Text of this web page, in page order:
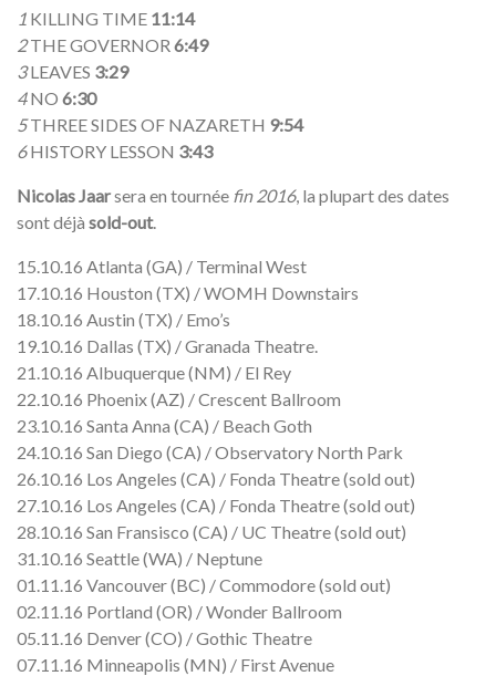
1 KILLING TIME 11:14
2THE GOVERNOR 6:49
3LEAVES 3:29
4NO 6:30
5THREE SIDES OF NAZARETH 9:54
6HISTORY LESSON 3:43
Nicolas Jaarsera en tournée fin 2016, la plupart des dates
sont déjà sold-out.
15.10.16 Atlanta (GA) / Terminal West
17.10.16 Houston (TX) / WOMH Downstairs
18.10.16 Austin (TX) / Emo’s
19.10.16 Dallas (TX) / Granada Theatre.
21.10.16 Albuquerque (NM) / El Rey
22.10.16 Phoenix (AZ) / Crescent Ballroom
23.10.16 Santa Anna (CA) / Beach Goth
24.10.16 San Diego (CA) / Observatory North Park
26.10.16 Los Angeles (CA) / Fonda Theatre (sold out)
27.10.16 Los Angeles (CA) / Fonda Theatre (sold out)
28.10.16 San Fransisco (CA) / UC Theatre (sold out)
31.10.16 Seattle (WA) / Neptune
01.11.16 Vancouver (BC) / Commodore (sold out)
02.11.16 Portland (OR) / Wonder Ballroom
05.11.16 Denver (CO) / Gothic Theatre
07.11.16 Minneapolis (MN) / First Avenue